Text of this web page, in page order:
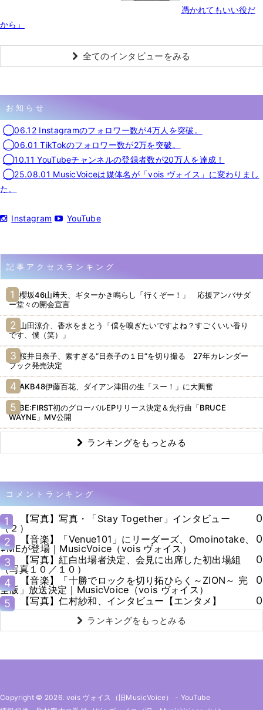
憑かれてもいい役だ
から」
全てのインタビューをみる
お知らせ
◯06.12 Instagramのフォロワー数が4万人を突破。
◯06.01 TikTokのフォロワー数が2万を突破。
◯10.11 YouTubeチャンネルの登録者数が20万人を達成！
◯25.08.01 MusicVoiceは媒体名が「vois ヴォイス」に変わりまし
た。
Instagram YouTube
記事アクセスランキング
櫻坂46山﨑天、ギターかき鳴らし「行くぞー！」 応援アンバサダ
ー堂々の開会宣言
山田涼介、香水をまとう「僕を嗅ぎたいですよね？すごくいい香り
です、僕（笑）」
桜井日奈子、素すぎる“日奈子の１日”を切り撮る 27年カレンダー
ブック発売決定
AKB48伊藤百花、ダイアン津田の生「スー！」に大興奮
BE:FIRST初のグローバルEPリリース決定＆先行曲「BRUCE
WAYNE」MV公開
ランキングをもっとみる
コメントランキング
1
【写真】写真・「Stay Together」インタビュー
（２）
0
2
【音楽】「Venue101」にリーダーズ、Omoinotake、
≠MEが登場｜MusicVoice（vois ヴォイス）
0
3
【写真】紅白出場者決定、会見に出席した初出場組
（写真１０／１０）
0
4
【音楽】「十勝でロックを切り拓ひらく～ZION～ 完
全版」放送決定｜MusicVoice（vois ヴォイス）
0
5
【写真】仁村紗和、インタビュー【エンタメ】 0
ランキングをもっとみる
Copyright © 2026. vois ヴォイス（旧MusicVoice） - YouTube